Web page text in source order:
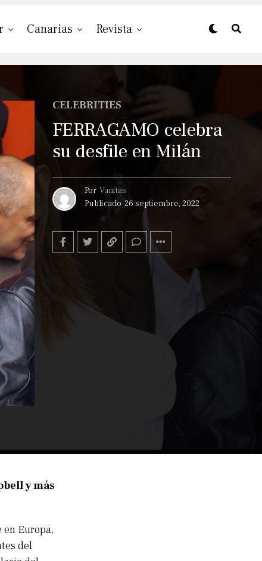
Canarias Revista
CELEBRITIES
FERRAGAMO celebra
su desfile en Milán
Por Vanitas
Publicado 26 septiembre, 2022
y más
Europa,
del